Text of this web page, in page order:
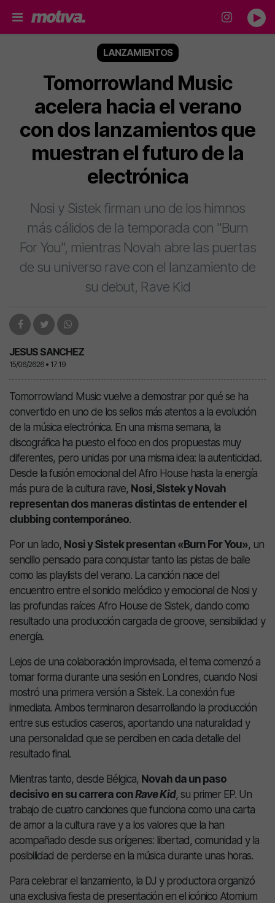
LANZAMIENTOS
Tomorrowland Music
acelera hacia el verano
con dos lanzamientos que
muestran el futuro de la
electrónica
Nosi y Sistek firman uno de los himnos
más cálidos de la temporada con "Burn
For You", mientras Novah abre las puertas
de su universo rave con el lanzamiento de
su debut, Rave Kid
JESUS SANCHEZ
15/06/2626 • 17:19
Tomorrowland Music vuelve a demostrar por qué se ha
convertido en uno de los sellos más atentos a la evolución
de la música electrónica. En una misma semana, la
discográfica ha puesto el foco en dos propuestas muy
diferentes, pero unidas por una misma idea: la autenticidad.
Desde la fusión emocional del Afro House hasta la energía
más pura de la cultura rave, Nosi, Sistek y Novah
representan dos maneras distintas de entender el
clubbing contemporáneo.
Por un lado, Nosi y Sistek presentan «Burn For You», un
sencillo pensado para conquistar tanto las pistas de baile
como las playlists del verano. La canción nace del
encuentro entre el sonido melódico y emocional de Nosi y
las profundas raíces Afro House de Sistek, dando como
resultado una producción cargada de groove, sensibilidad y
energía.
Lejos de una colaboración improvisada, el tema comenzó a
tomar forma durante una sesión en Londres, cuando Nosi
mostró una primera versión a Sistek. La conexión fue
inmediata. Ambos terminaron desarrollando la producción
entre sus estudios caseros, aportando una naturalidad y
una personalidad que se perciben en cada detalle del
resultado final.
Mientras tanto, desde Bélgica, Novah da un paso
decisivo en su carrera conRave Kid, su primer EP. Un
trabajo de cuatro canciones que funciona como una carta
de amor a la cultura rave y a los valores que la han
acompañado desde sus orígenes: libertad, comunidad y la
posibilidad de perderse en la música durante unas horas.
Para celebrar el lanzamiento, la DJ y productora organizó
una exclusiva fiesta de presentación en el icónico Atomium